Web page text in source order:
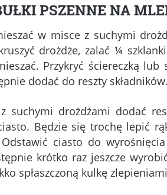
PSZENNE NA
w misce z suchymi
drożdże, zalać ¼
Przykryć ściereczką
dodać do reszty
suchymi drożdżami dodać
Będzie się trochę lepić
Odstawić ciasto do
krótko raz jeszcze
spłaszczoną kulkę